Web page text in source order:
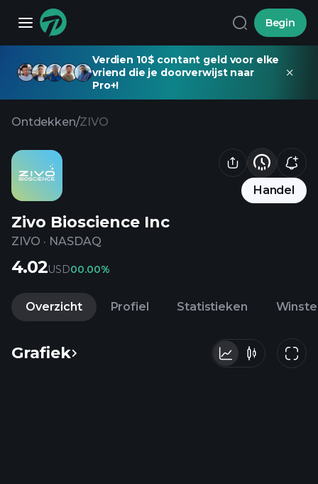
Begin
Verdien 10$ contant geld voor elke
vriend die je doorverwijst naar
Pro+!
Ontdekken/ZIVO
Handel
Zivo Bioscience Inc
ZIVO · NASDAQ
4.02USD00.00%
Overzicht Profiel Statistieken
Grafiek